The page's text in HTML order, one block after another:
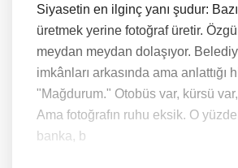
Siyasetin en ilginç yanı şudur:
üretmek yerine fotoğraf üretir.
meydan meydan dolaşıyor.
imkânları arkasında ama anlattığı
"Mağdurum." Otobüs var, kürsü
Ama fotoğrafın ruhu eksik. O
banka, b